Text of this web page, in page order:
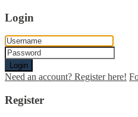
Login
Login
Need an account? Register here!
Register